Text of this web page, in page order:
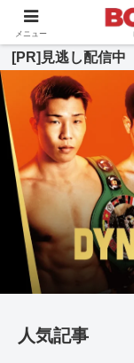
BOXING
[PR]見逃し配信
人気記事
メニュー